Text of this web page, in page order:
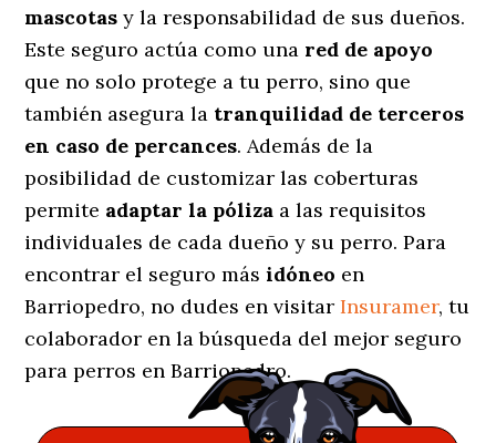
mascotas y la responsabilidad de sus dueños.
Este seguro actúa como una red de apoyo
que no solo protege a tu perro, sino que
también asegura la tranquilidad de terceros
en caso de percances. Además de la
posibilidad de customizar las coberturas
permite adaptar la póliza a las requisitos
individuales de cada dueño y su perro. Para
encontrar el seguro másidóneo en
Barriopedro, no dudes en visitarInsuramer, tu
colaborador en la búsqueda del mejor seguro
para perros en Barriopedro.